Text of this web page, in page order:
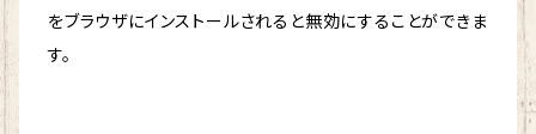
をブラウザにインストールされると無効にすることができま
す。